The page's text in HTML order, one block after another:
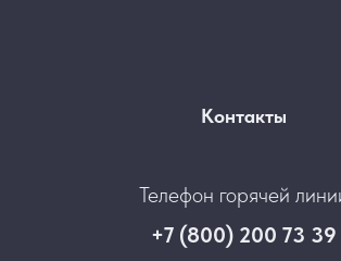
Контакты
Телефон горячей
+7 (800) 200 73 39